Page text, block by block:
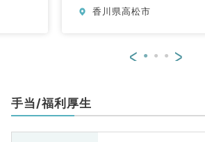
内科、血液内科、膠原病科
香川県高松市
< >
手当/福利厚生